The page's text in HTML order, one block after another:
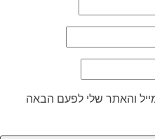
והאתר שלי לפעם הבאה